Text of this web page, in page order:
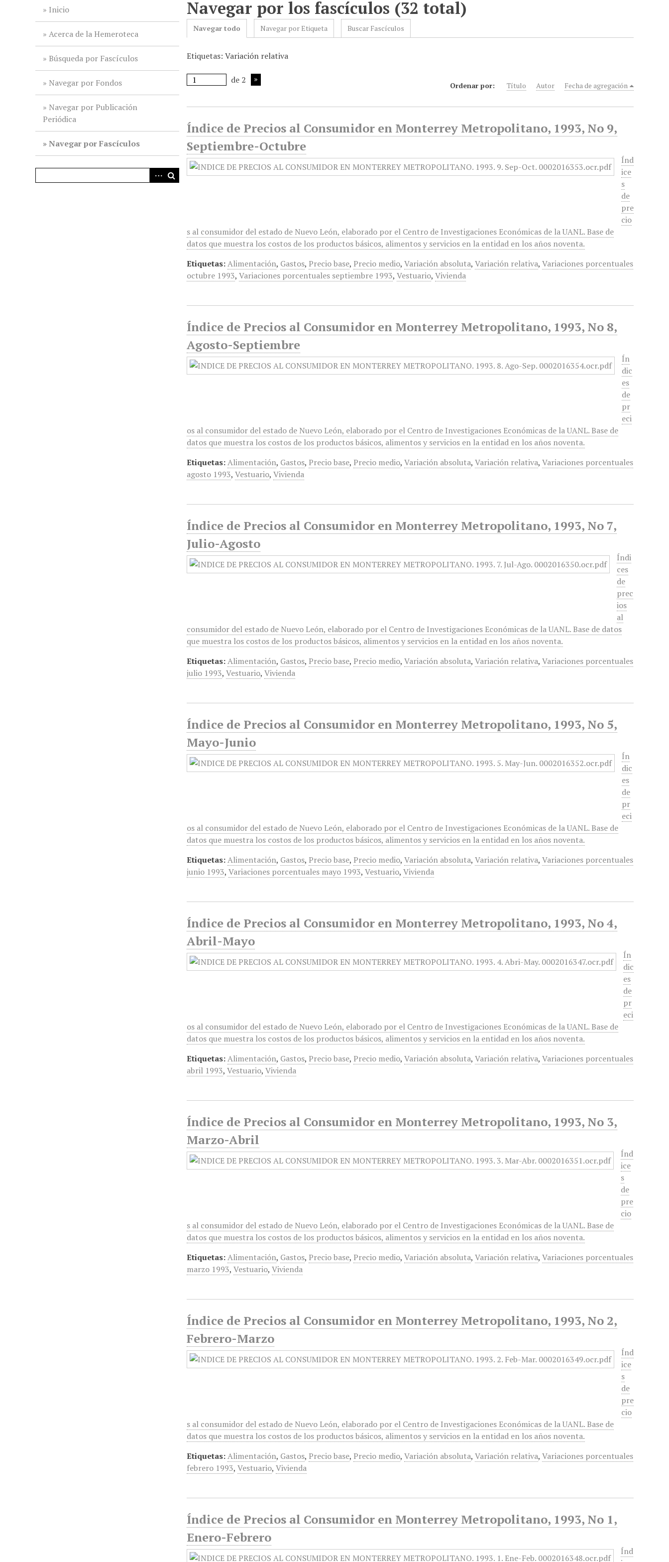
Inicio
Acerca de la Hemeroteca
Búsqueda por Fascículos
Navegar por Fondos
Navegar por Publicación
Periódica
Navegar por Fascículos
Navegar por los fascículos (32 total)
Navegar todo Navegar por Etiqueta Buscar Fascículos
Etiquetas: Variación relativa
de 2
Ordenar por: Título Autor Fecha de agregación
Índice de Precios al Consumidor en Monterrey Metropolitano, 1993, No 9,
Septiembre-Octubre
Índ
ice
s
de
pre
cio
s al consumidor del estado de Nuevo León, elaborado por el Centro de Investigaciones Económicas de la UANL. Base de
datos que muestra los costos de los productos básicos, alimentos y servicios en la entidad en los años noventa.
Etiquetas:Alimentación, Gastos, Precio base, Precio medio,Variación absoluta,Variación relativa,Variaciones porcentuales
octubre 1993,Variaciones porcentuales septiembre 1993,Vestuario,Vivienda
Índice de Precios al Consumidor en Monterrey Metropolitano, 1993, No 8,
Agosto-Septiembre
Ín
dic
es
de
pr
eci
os al consumidor del estado de Nuevo León, elaborado por el Centro de Investigaciones Económicas de la UANL. Base de
datos que muestra los costos de los productos básicos, alimentos y servicios en la entidad en los años noventa.
Etiquetas:Alimentación, Gastos, Precio base, Precio medio,Variación absoluta,Variación relativa,Variaciones porcentuales
agosto 1993,Vestuario,Vivienda
Índice de Precios al Consumidor en Monterrey Metropolitano, 1993, No 7,
Julio-Agosto
Índi
ces
de
prec
ios
al
consumidor del estado de Nuevo León, elaborado por el Centro de Investigaciones Económicas de la UANL. Base de datos
que muestra los costos de los productos básicos, alimentos y servicios en la entidad en los años noventa.
Etiquetas:Alimentación, Gastos, Precio base, Precio medio,Variación absoluta,Variación relativa,Variaciones porcentuales
julio 1993,Vestuario,Vivienda
Índice de Precios al Consumidor en Monterrey Metropolitano, 1993, No 5,
Mayo-Junio
Ín
dic
es
de
pr
eci
os al consumidor del estado de Nuevo León, elaborado por el Centro de Investigaciones Económicas de la UANL. Base de
datos que muestra los costos de los productos básicos, alimentos y servicios en la entidad en los años noventa.
Etiquetas:Alimentación, Gastos, Precio base, Precio medio,Variación absoluta,Variación relativa,Variaciones porcentuales
junio 1993,Variaciones porcentuales mayo 1993,Vestuario,Vivienda
Índice de Precios al Consumidor en Monterrey Metropolitano, 1993, No 4,
Abril-Mayo
Ín
dic
es
de
pr
eci
os al consumidor del estado de Nuevo León, elaborado por el Centro de Investigaciones Económicas de la UANL. Base de
datos que muestra los costos de los productos básicos, alimentos y servicios en la entidad en los años noventa.
Etiquetas:Alimentación, Gastos, Precio base, Precio medio,Variación absoluta,Variación relativa,Variaciones porcentuales
abril 1993,Vestuario,Vivienda
Índice de Precios al Consumidor en Monterrey Metropolitano, 1993, No 3,
Marzo-Abril
Índ
ice
s
de
pre
cio
s al consumidor del estado de Nuevo León, elaborado por el Centro de Investigaciones Económicas de la UANL. Base de
datos que muestra los costos de los productos básicos, alimentos y servicios en la entidad en los años noventa.
Etiquetas:Alimentación, Gastos, Precio base, Precio medio,Variación absoluta,Variación relativa,Variaciones porcentuales
marzo 1993,Vestuario,Vivienda
Índice de Precios al Consumidor en Monterrey Metropolitano, 1993, No 2,
Febrero-Marzo
Índ
ice
s
de
pre
cio
s al consumidor del estado de Nuevo León, elaborado por el Centro de Investigaciones Económicas de la UANL. Base de
datos que muestra los costos de los productos básicos, alimentos y servicios en la entidad en los años noventa.
Etiquetas:Alimentación, Gastos, Precio base, Precio medio,Variación absoluta,Variación relativa,Variaciones porcentuales
febrero 1993,Vestuario,Vivienda
Índice de Precios al Consumidor en Monterrey Metropolitano, 1993, No 1,
Enero-Febrero
Índ